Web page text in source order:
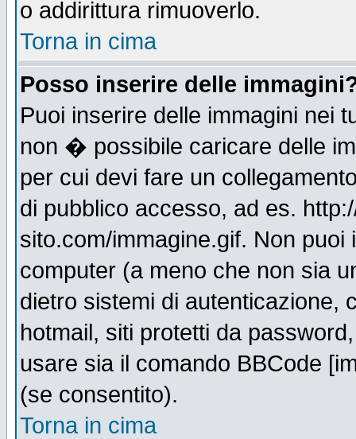
o addirittura rimuoverlo.
Torna in cima
Posso inserire delle
Puoi inserire delle immagini nei
non � possibile caricare delle
per cui devi fare un
di pubblico accesso, ad es.
sito.com/immagine.gif. Non
computer (a meno che non sia
dietro sistemi di autenticazione,
hotmail, siti protetti da
usare sia il comando BBCode
(se consentito).
Torna in cima